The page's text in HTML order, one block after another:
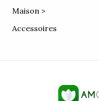
Maison >
Accessoires